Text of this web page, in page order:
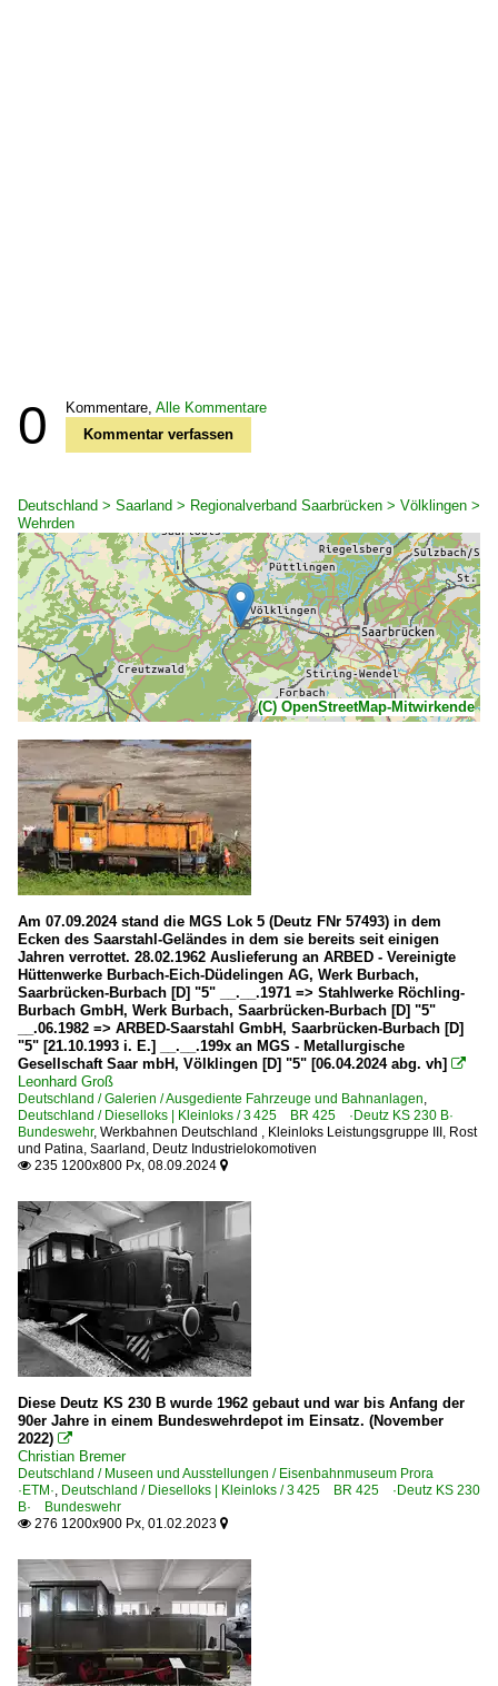
0 Kommentare, Alle Kommentare
Kommentar verfassen
Deutschland > Saarland > Regionalverband Saarbrücken > Völklingen >
Wehrden
(C) OpenStreetMap-Mitwirkende
Am 07.09.2024 stand die MGS Lok 5 (Deutz FNr 57493) in dem
Ecken des Saarstahl-Geländes in dem sie bereits seit einigen
Jahren verrottet. 28.02.1962 Auslieferung an ARBED - Vereinigte
Hüttenwerke Burbach-Eich-Düdelingen AG, Werk Burbach,
Saarbrücken-Burbach [D] "5" __.__.1971 => Stahlwerke Röchling-
Burbach GmbH, Werk Burbach, Saarbrücken-Burbach [D] "5"
__.06.1982 => ARBED-Saarstahl GmbH, Saarbrücken-Burbach [D]
"5" [21.10.1993 i. E.] __.__.199x an MGS - Metallurgische
Gesellschaft Saar mbH, Völklingen [D] "5" [06.04.2024 abg. vh] 
Leonhard Groß
Deutschland / Galerien / Ausgediente Fahrzeuge und Bahnanlagen,
Deutschland / Dieselloks | Kleinloks / 3 425 BR 425 ·Deutz KS 230 B·
Bundeswehr, Werkbahnen Deutschland , Kleinloks Leistungsgruppe III, Rost
und Patina, Saarland, Deutz Industrielokomotiven
 235 1200x800 Px, 08.09.2024 
Diese Deutz KS 230 B wurde 1962 gebaut und war bis Anfang der
90er Jahre in einem Bundeswehrdepot im Einsatz. (November
2022) 
Christian Bremer
Deutschland / Museen und Ausstellungen / Eisenbahnmuseum Prora
·ETM·, Deutschland / Dieselloks | Kleinloks / 3 425 BR 425 ·Deutz KS 230
B· Bundeswehr
 276 1200x900 Px, 01.02.2023 